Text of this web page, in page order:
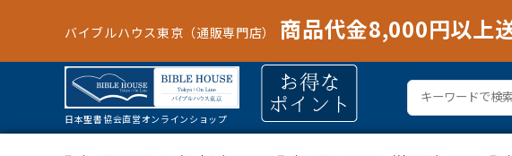
バイブルハウス東京（通販専門店） 商品代金8,000円以上
日本聖書協会直営オンラインショップ